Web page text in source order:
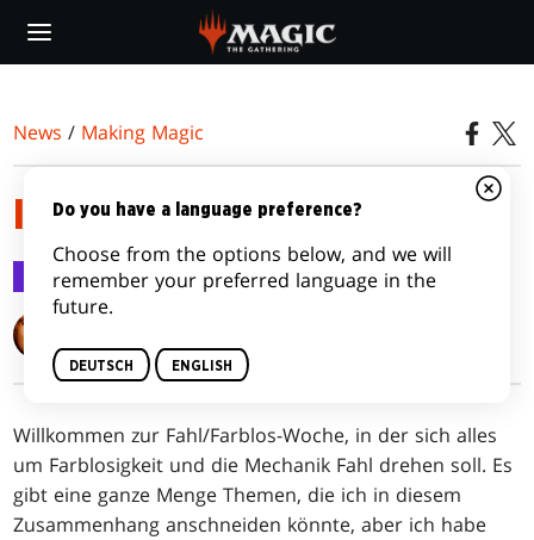
main
News / Making Magic
IDEE VS. UMSETZUNG
Making Magic 19. Okt. 2015
Willkommen zur Fahl/Farblos-Woche, in der sich alles
um Farblosigkeit und die Mechanik Fahl drehen soll. Es
gibt eine ganze Menge Themen, die ich in diesem
Zusammenhang anschneiden könnte, aber ich habe
Do you have a language preference?
Choose from the options below, and we will
remember your preferred language in the
future.
DEUTSCH ENGLISH